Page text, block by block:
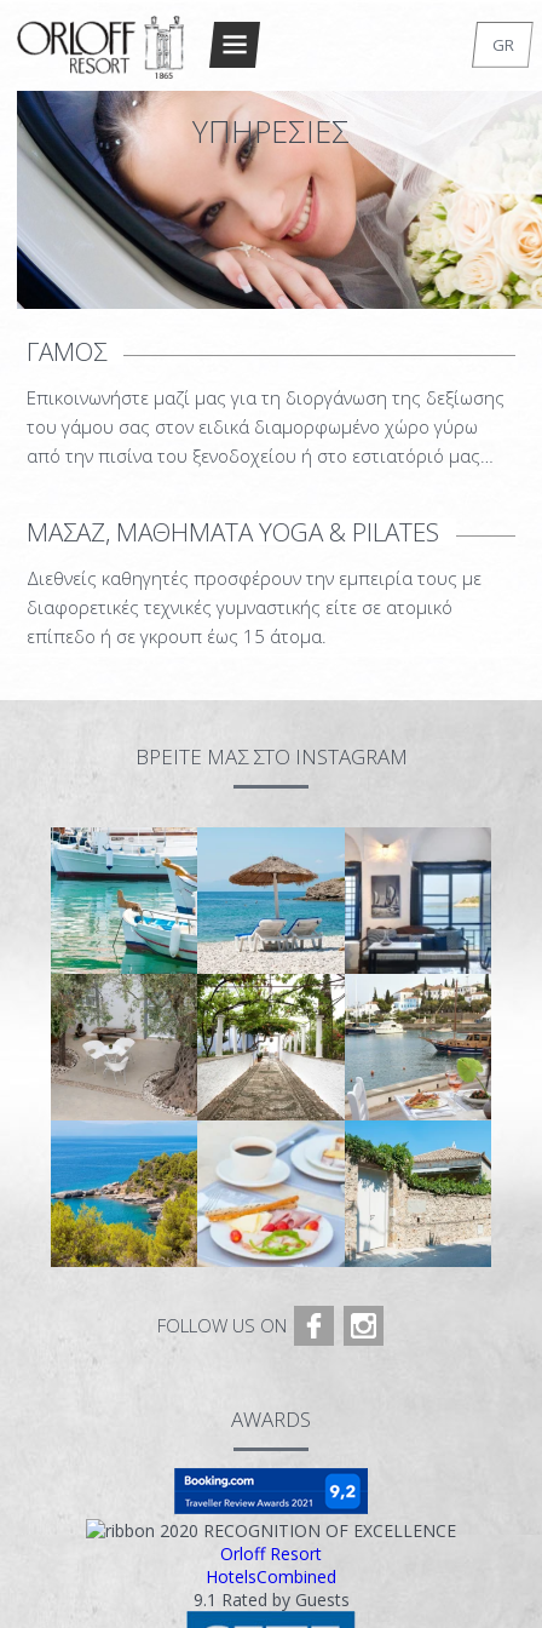
ΑΡΧΙΚΗ
RESORT
Η ΑΡΧΙΤΕΚΤΟΝΙΚΗ
ΔΙΑΜΟΝΗ
STANDARD DOUBLE/TWIN
SUPERIOR DOUBLE/TWIN
DELUXE DOUBLE
STANDARD STUDIO
DELUXE STUDIO
SUPERIOR MAISONETTE – 2 BEDROOM
SUPERIOR MAISONETTE – 3 BEDROOM
SUITE
ΥΠΗΡΕΣΙΕΣ
ΕΣΤΙΑΤΟΡΙΟ ORLOFF
CATERING & ΕΚΔΗΛΩΣΕΙΣ
ΣΠΕΤΣΕΣ
ΤΟ ΝΗΣΙ
ΕΣΤΙΑΤΟΡΙΑ & BAR
ΔΡΑΣΤΗΡΙΟΤΗΤΕΣ
ΠΩΣ ΝΑ ΕΡΘΕΤΕ
ΧΡΗΣΙΜΕΣ ΠΛΗΡΟΦΟΡΙΕΣ
ΕΠΙΚΟΙΝΩΝΙΑ
Return to
GR
DE
IT
RU
ΥΠΗΡΕΣΙΕΣ
ΓΑΜΟΣ
Επικοινωνήστε μαζί μας για τη διοργάνωση της δεξίωσης
του γάμου σας στον ειδικά διαμορφωμένο χώρο γύρω
από την πισίνα του ξενοδοχείου ή στο εστιατόριό μας…
ΜΑΣΑΖ, ΜΑΘΗΜΑΤΑ YOGA & PILATES
Διεθνείς καθηγητές προσφέρουν την εμπειρία τους με
διαφορετικές τεχνικές γυμναστικής είτε σε ατομικό
επίπεδο ή σε γκρουπ έως 15 άτομα.
ΒΡΕΙΤΕ ΜΑΣ ΣΤΟ INSTAGRAM
FOLLOW US ON
AWARDS
2020 RECOGNITION OF EXCELLENCE
Orloff Resort
HotelsCombined
9.1 Rated by Guests